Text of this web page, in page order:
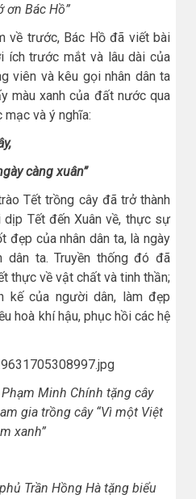
ơn Bác Hồ”
về trước, Bác Hồ đã viết bài
ích trước mắt và lâu dài của
viên và kêu gọi nhân dân ta
màu xanh của đất nước qua
và ý nghĩa:
càng xuân”
Tết trồng cây đã trở thành
Tết đến Xuân về, thực sự
đẹp của nhân dân ta, là ngày
dân ta. Truyền thống đó đã
thực về vật chất và tinh thần;
kế của người dân, làm đẹp
hoà khí hậu, phục hồi các hệ
Minh Chính tặng cây
gia trồng cây “Vì một Việt
xanh”
Trần Hồng Hà tặng biểu